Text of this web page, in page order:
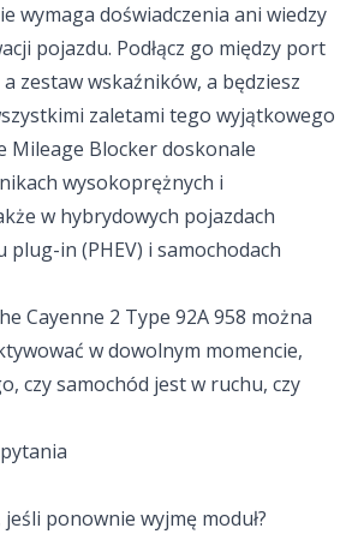
wymaga doświadczenia ani wiedzy
pojazdu. Podłącz go między port
zestaw wskaźników, a będziesz
zaletami tego wyjątkowego
Mileage Blocker doskonale
wysokoprężnych i
w hybrydowych pojazdach
in (PHEV) i samochodach
Cayenne 2 Type 92A 958 można
w dowolnym momencie,
czy samochód jest w ruchu, czy
ponownie wyjmę moduł?